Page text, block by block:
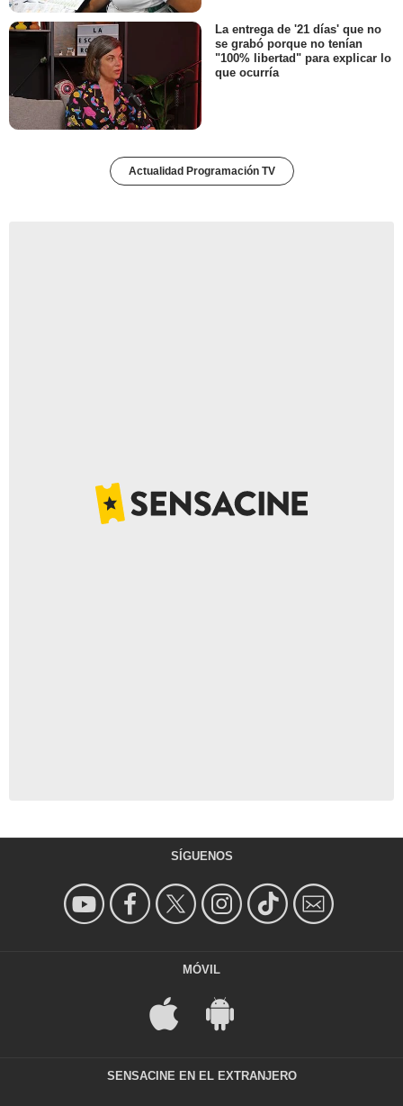
La entrega de '21 días' que no
se grabó porque no tenían
"100% libertad" para explicar lo
que ocurría
Actualidad Programación TV
SÍGUENOS
MÓVIL
SENSACINE EN EL EXTRANJERO